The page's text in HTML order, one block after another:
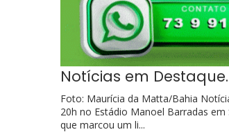
Notícias em Destaque.
Foto: Maurícia da Matta/Bahia
20h no Estádio Manoel Barradas
que marcou um li...